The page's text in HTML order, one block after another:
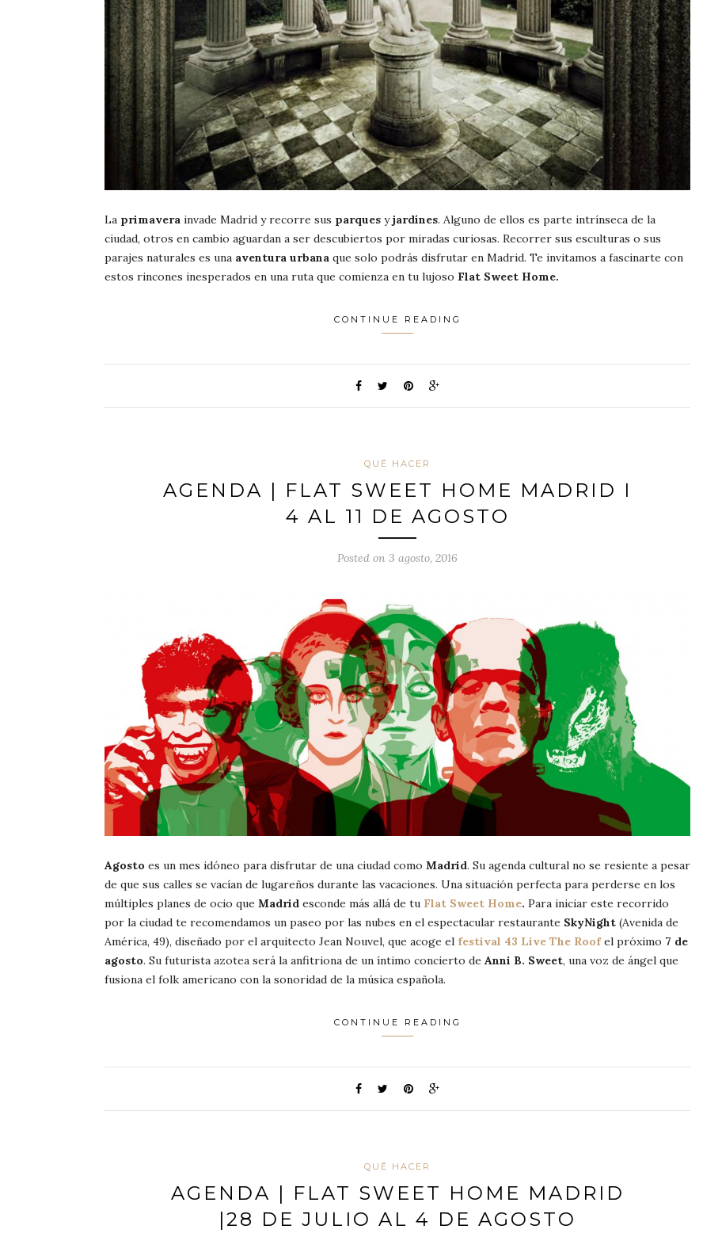
La primavera invade Madrid y recorre sus parques yjardínes. Alguno de ellos es parte intrínseca de la
ciudad, otros en cambio aguardan a ser descubiertos por miradas curiosas. Recorrer sus esculturas o sus
parajes naturales es una aventura urbana que solo podrás disfrutar en Madrid. Te invitamos a fascinarte con
estos rincones inesperados en una ruta que comienza en tu lujoso Flat Sweet Home.
CONTINUE READING
QUÉ HACER
AGENDA | FLAT SWEET HOME MADRID I
4 AL 11 DE AGOSTO
Posted on 3 agosto, 2016
Agosto es un mes idóneo para disfrutar de una ciudad como Madrid. Su agenda cultural no se resiente a pesar
de que sus calles se vacían de lugareños durante las vacaciones. Una situación perfecta para perderse en los
múltiples planes de ocio que Madrid esconde más allá de tu Flat Sweet Home. Para iniciar este recorrido
por la ciudad te recomendamos un paseo por las nubes en el espectacular restaurante SkyNight (Avenida de
América, 49), diseñado por el arquitecto Jean Nouvel, que acoge el festival 43 Live The Roofel próximo 7 de
agosto. Su futurista azotea será la anfitriona de un íntimo concierto de Anni B. Sweet, una voz de ángel que
fusiona el folk americano con la sonoridad de la música española.
CONTINUE READING
QUÉ HACER
AGENDA | FLAT SWEET HOME MADRID
|28 DE JULIO AL 4 DE AGOSTO